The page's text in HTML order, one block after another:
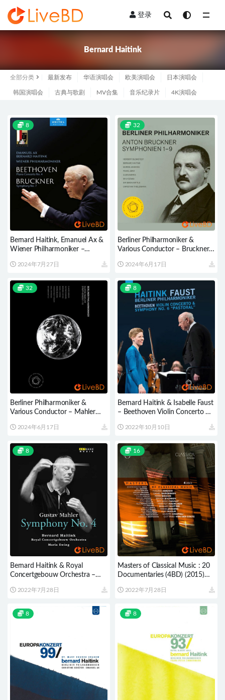
登录
Bernard Haitink
全部分类 最新发布 华语演唱会 欧美演唱会 日本演唱会
韩国演唱会 古典与歌剧 MV合集 音乐纪录片 4K演唱会
8
Bernard Haitink, Emanuel Ax &
Wiener Philharmoniker –
(2022) BD蓝光原盘 22.2G
2024年7月27日
32
Berliner Philharmoniker &
Various Conductor – Bruckner
(2021) BD蓝光原盘 164.8G
2024年6月17日
32
Berliner Philharmoniker &
Various Conductor – Mahler
(2021) BD蓝光原盘 151.8G
2024年6月17日
8
Bernard Haitink & Isabelle Faust
– Beethoven Violin Concerto &
(2016) BD蓝光原盘 20.6G
2022年10月10日
8
Bernard Haitink & Royal
Concertgebouw Orchestra –
BD蓝光原盘 15.1G
2022年7月28日
16
Masters of Classical Music : 20
Documentaries (4BD) (2015)
2022年7月28日
8 8